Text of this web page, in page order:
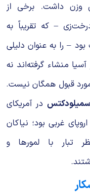
وزن داشت. برخی از
– که تقریباً به
– را به عنوان دلیلی
منشاء گرفته‌اند نه
مورد قبول همگان نیست.
در آمریکای
غربی بود؛ نیاکان
تبار با لمورها و